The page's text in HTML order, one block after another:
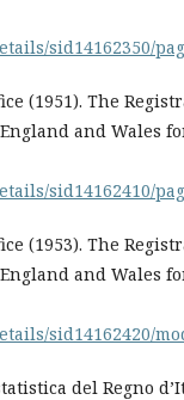
sid14162350/
(1951). The
and Wales
sid14162410/
(1953). The
and Wales
sid14162420/
del Regno